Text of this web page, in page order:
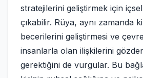
stratejilerini geliştirmek için
çıkabilir. Rüya, aynı zamanda
becerilerini geliştirmesi ve
insanlarla olan ilişkilerini
gerektiğini de vurgular. Bu